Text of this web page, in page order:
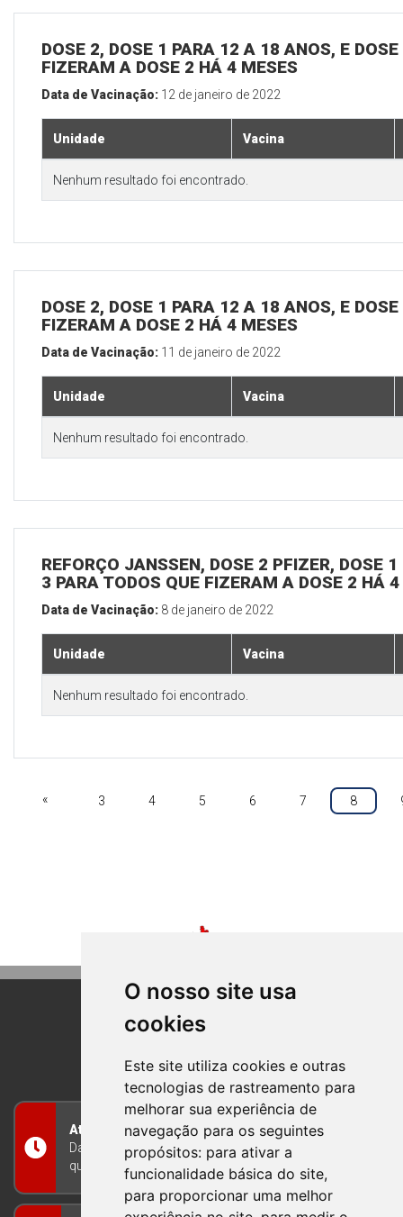
O nosso site usa
cookies
Este site utiliza cookies e outras
tecnologias de rastreamento para
melhorar sua experiência de
navegação para os seguintes
propósitos: para ativar a
funcionalidade básica do site,
para proporcionar uma melhor
DOSE 2, DOSE 1 PARA 12 A 18 ANOS, E
FIZERAM A DOSE 2 HÁ 4 MESES
Data de Vacinação: 12 de janeiro de 2022
Unidade Vacina
Nenhum resultado foi encontrado.
DOSE 2, DOSE 1 PARA 12 A 18 ANOS, E
FIZERAM A DOSE 2 HÁ 4 MESES
Data de Vacinação: 11 de janeiro de 2022
Unidade Vacina
Nenhum resultado foi encontrado.
REFORÇO JANSSEN, DOSE 2 PFIZER, DOSE
3 PARA TODOS QUE FIZERAM A DOSE 2 HÁ
Data de Vacinação: 8 de janeiro de 2022
Unidade Vacina
Nenhum resultado foi encontrado.
« 3 4 5 6 7 8
BOM PRINCIPIO
RIO GRANDE DO SUL
Atendimento
Das 8h às 12h e das 13h às 17h30, de segunda a
quinta-feira, e nas sextas-feiras das 7h às 13h